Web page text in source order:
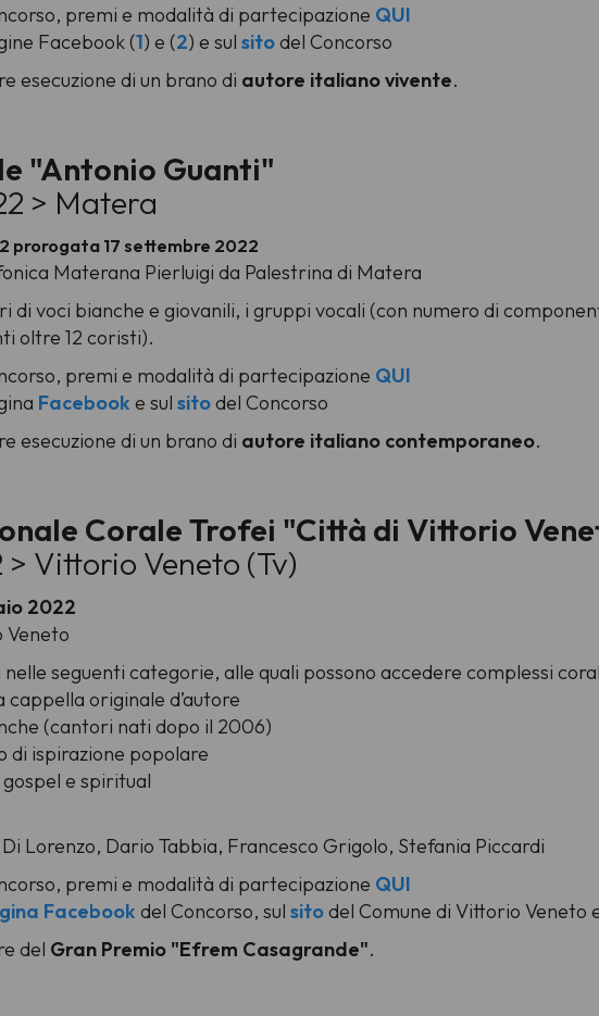
premi e modalità di partecipazione QUI
Facebook (1) e (2) e sul sitodel Concorso
esecuzione di un brano di autore italiano vivente.
"Antonio Guanti"
> Matera
prorogata 17 settembre 2022
Materana Pierluigi da Palestrina di Matera
di voci bianche e giovanili, i gruppi vocali (con numero di
oltre 12 coristi).
premi e modalità di partecipazione QUI
Facebook e sul sitodel Concorso
esecuzione di un brano di autore italiano contemporaneo.
Corale Trofei "Città di Vittorio
Vittorio Veneto (Tv)
2022
Veneto
seguenti categorie, alle quali possono accedere complessi
cappella originale d’autore
(cantori nati dopo il 2006)
di ispirazione popolare
e spiritual
Lorenzo, Dario Tabbia, Francesco Grigolo, Stefania Piccardi
premi e modalità di partecipazione QUI
Facebook del Concorso, sul sitodel Comune di Vittorio Veneto
del Gran Premio "Efrem Casagrande".